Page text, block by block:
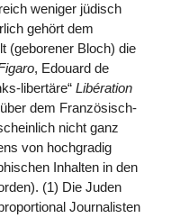
weniger jüdisch
gehört dem
(geborener Bloch) die
, Edouard de
libertäre“ Libération
dem Französisch-
nicht ganz
von hochgradig
Inhalten in den
(1) Die Juden
Journalisten